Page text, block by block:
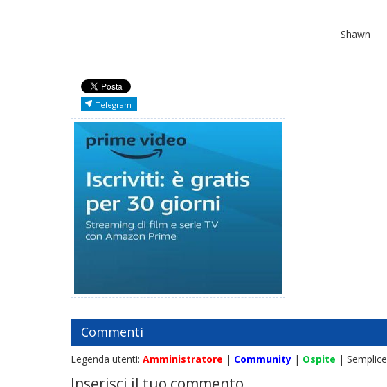
Shawn
Telegram
Commenti
Legenda utenti: Amministratore | Community | Ospite | Semplice